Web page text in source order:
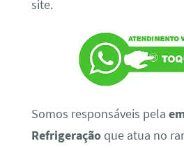
site.
Somos responsáveis pela
Refrigeraçãoque atua no